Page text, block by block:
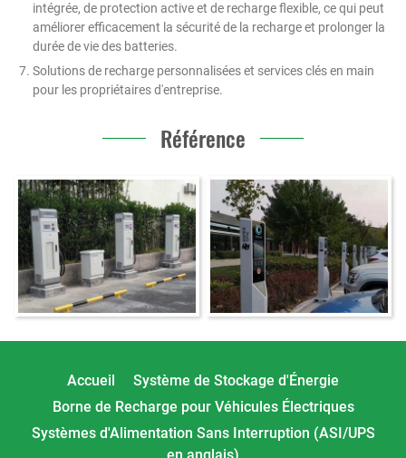
intégrée, de protection active et de recharge flexible, ce qui peut
améliorer efficacement la sécurité de la recharge et prolonger la
durée de vie des batteries.
Solutions de recharge personnalisées et services clés en main
pour les propriétaires d'entreprise.
Référence
Accueil
Système de Stockage d'Énergie
Borne de Recharge pour Véhicules Électriques
Systèmes d'Alimentation Sans Interruption (ASI/UPS